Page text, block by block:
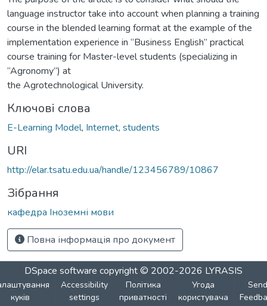
language instructor take into account when planning a training
course in the blended learning format at the example of the
implementation experience in “Business English” practical
course training for Master-level students (specializing in
“Agronomy”) at
the Agrotechnological University.
Ключові слова
E-Learning Model, Internet, students
URI
http://elar.tsatu.edu.ua/handle/123456789/10867
Зібрання
кафедра Іноземні мови
Повна інформація про документ
DSpace software copyright © 2002-2026 LYRASIS
куків
Accessibility
settings
Політика
приватності
Угода
користувача
Send